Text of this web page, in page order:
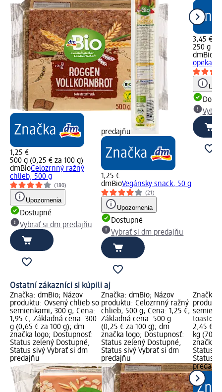
1,25 €
500 g (0,25 € za 100 g)
dmBioCelozrnný ražný
chlieb, 500 g
(180)
Upozornenia
Dostupné
Vybrať si dm predajňu
predajňu
1,25 €
dmBioVegánsky snack, 50 g
(21)
Upozornenia
Dostupné
Vybrať si dm predajňu
3,45 €
250 g
dmBio
Ostatní zákazníci si kúpili aj
Značka: dmBio; Názov
produktu: Ovsený chlieb so
semienkami, 300 g; Cena:
1,95 €; Základná cena: 300
g (0,65 € za 100 g); dm
značka logo; Dostupnosť:
Status zelený Dostupné,
Status sivý Vybrať si dm
predajňu
Značka: dmBio; Názov
produktu: Celozrnný ražný
chlieb, 500 g; Cena: 1,25 €;
Základná cena: 500 g
(0,25 € za 100 g); dm
značka logo; Dostupnosť:
Status zelený Dostupné,
Status sivý Vybrať si dm
predajňu
Značka:
2,45 €;
kg
značka
Status
Status
predajňu